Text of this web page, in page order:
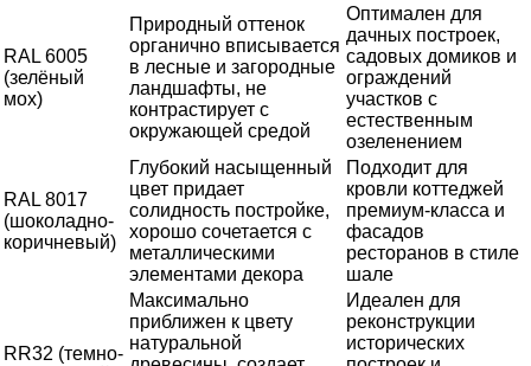
RAL 6005
(зелёный
мох)
Природный оттенок
органично вписывается
в лесные и загородные
ландшафты, не
контрастирует с
окружающей средой
Оптимален для
дачных построек,
садовых домиков и
ограждений
участков с
естественным
озеленением
RAL 8017
(шоколадно-
коричневый)
Глубокий насыщенный
цвет придает
солидность постройке,
хорошо сочетается с
металлическими
элементами декора
Подходит для
кровли коттеджей
премиум-класса и
фасадов
ресторанов в стиле
шале
RR32 (темно-
Максимально
приближен к цвету
натуральной
Идеален для
реконструкции
исторических